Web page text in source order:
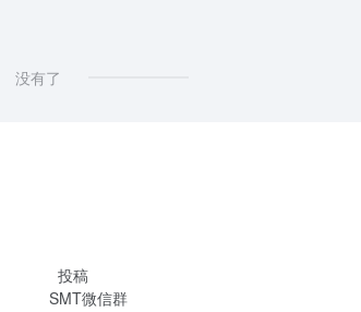
没有了
投稿
SMT微信群